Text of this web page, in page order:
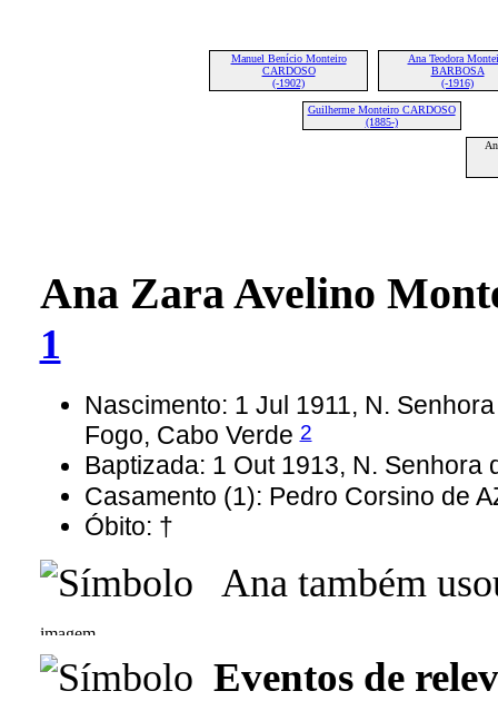
Manuel Benício Monteiro
CARDOSO
(-1902)
Ana Teodora
BARBOSA
(-1916)
Guilherme Monteiro CARDOSO
(1885-)
Ana Zara Avelino
1
Nascimento: 1 Jul 1911, N.
Fogo, Cabo Verde2
Baptizada: 1 Out 1913, N.
Casamento (1): Pedro Corsino de
Óbito: †
Ana também
Eventos de